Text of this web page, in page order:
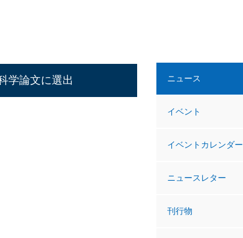
学論文に選出 ニュース
イベント
イベントカレンダー
ニュースレター
刊行物